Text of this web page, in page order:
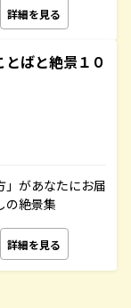
詳細を見る
ばと絶景１０
」があなたにお届
の絶景集
詳細を見る